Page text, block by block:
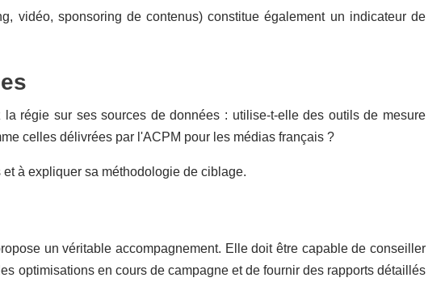
vidéo, sponsoring de contenus) constitue également un indicateur de
régie sur ses sources de données : utilise-t-elle des outils de mesure
celles délivrées par l'ACPM pour les médias français ?
à expliquer sa méthodologie de ciblage.
un véritable accompagnement. Elle doit être capable de conseiller
optimisations en cours de campagne et de fournir des rapports détaillés